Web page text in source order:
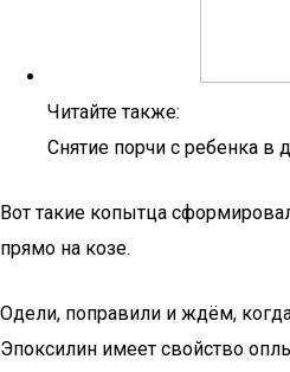
Читайте также:
Снятие порчи с ребенка в
Вот такие копытца
прямо на козе.
Одели, поправили и ждём,
Эпоксилин имеет свойство